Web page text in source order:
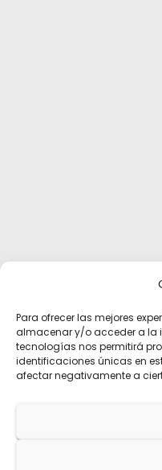
Para ofrecer las mejores
almacenar y/o acceder a la
tecnologías nos permitirá
identificaciones únicas en
afectar negativamente a